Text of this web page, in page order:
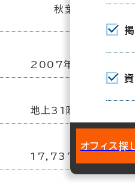
秋葉原駅(JR)
2007年 2月
地上31階／地下2階建
17,737坪
オフィス探